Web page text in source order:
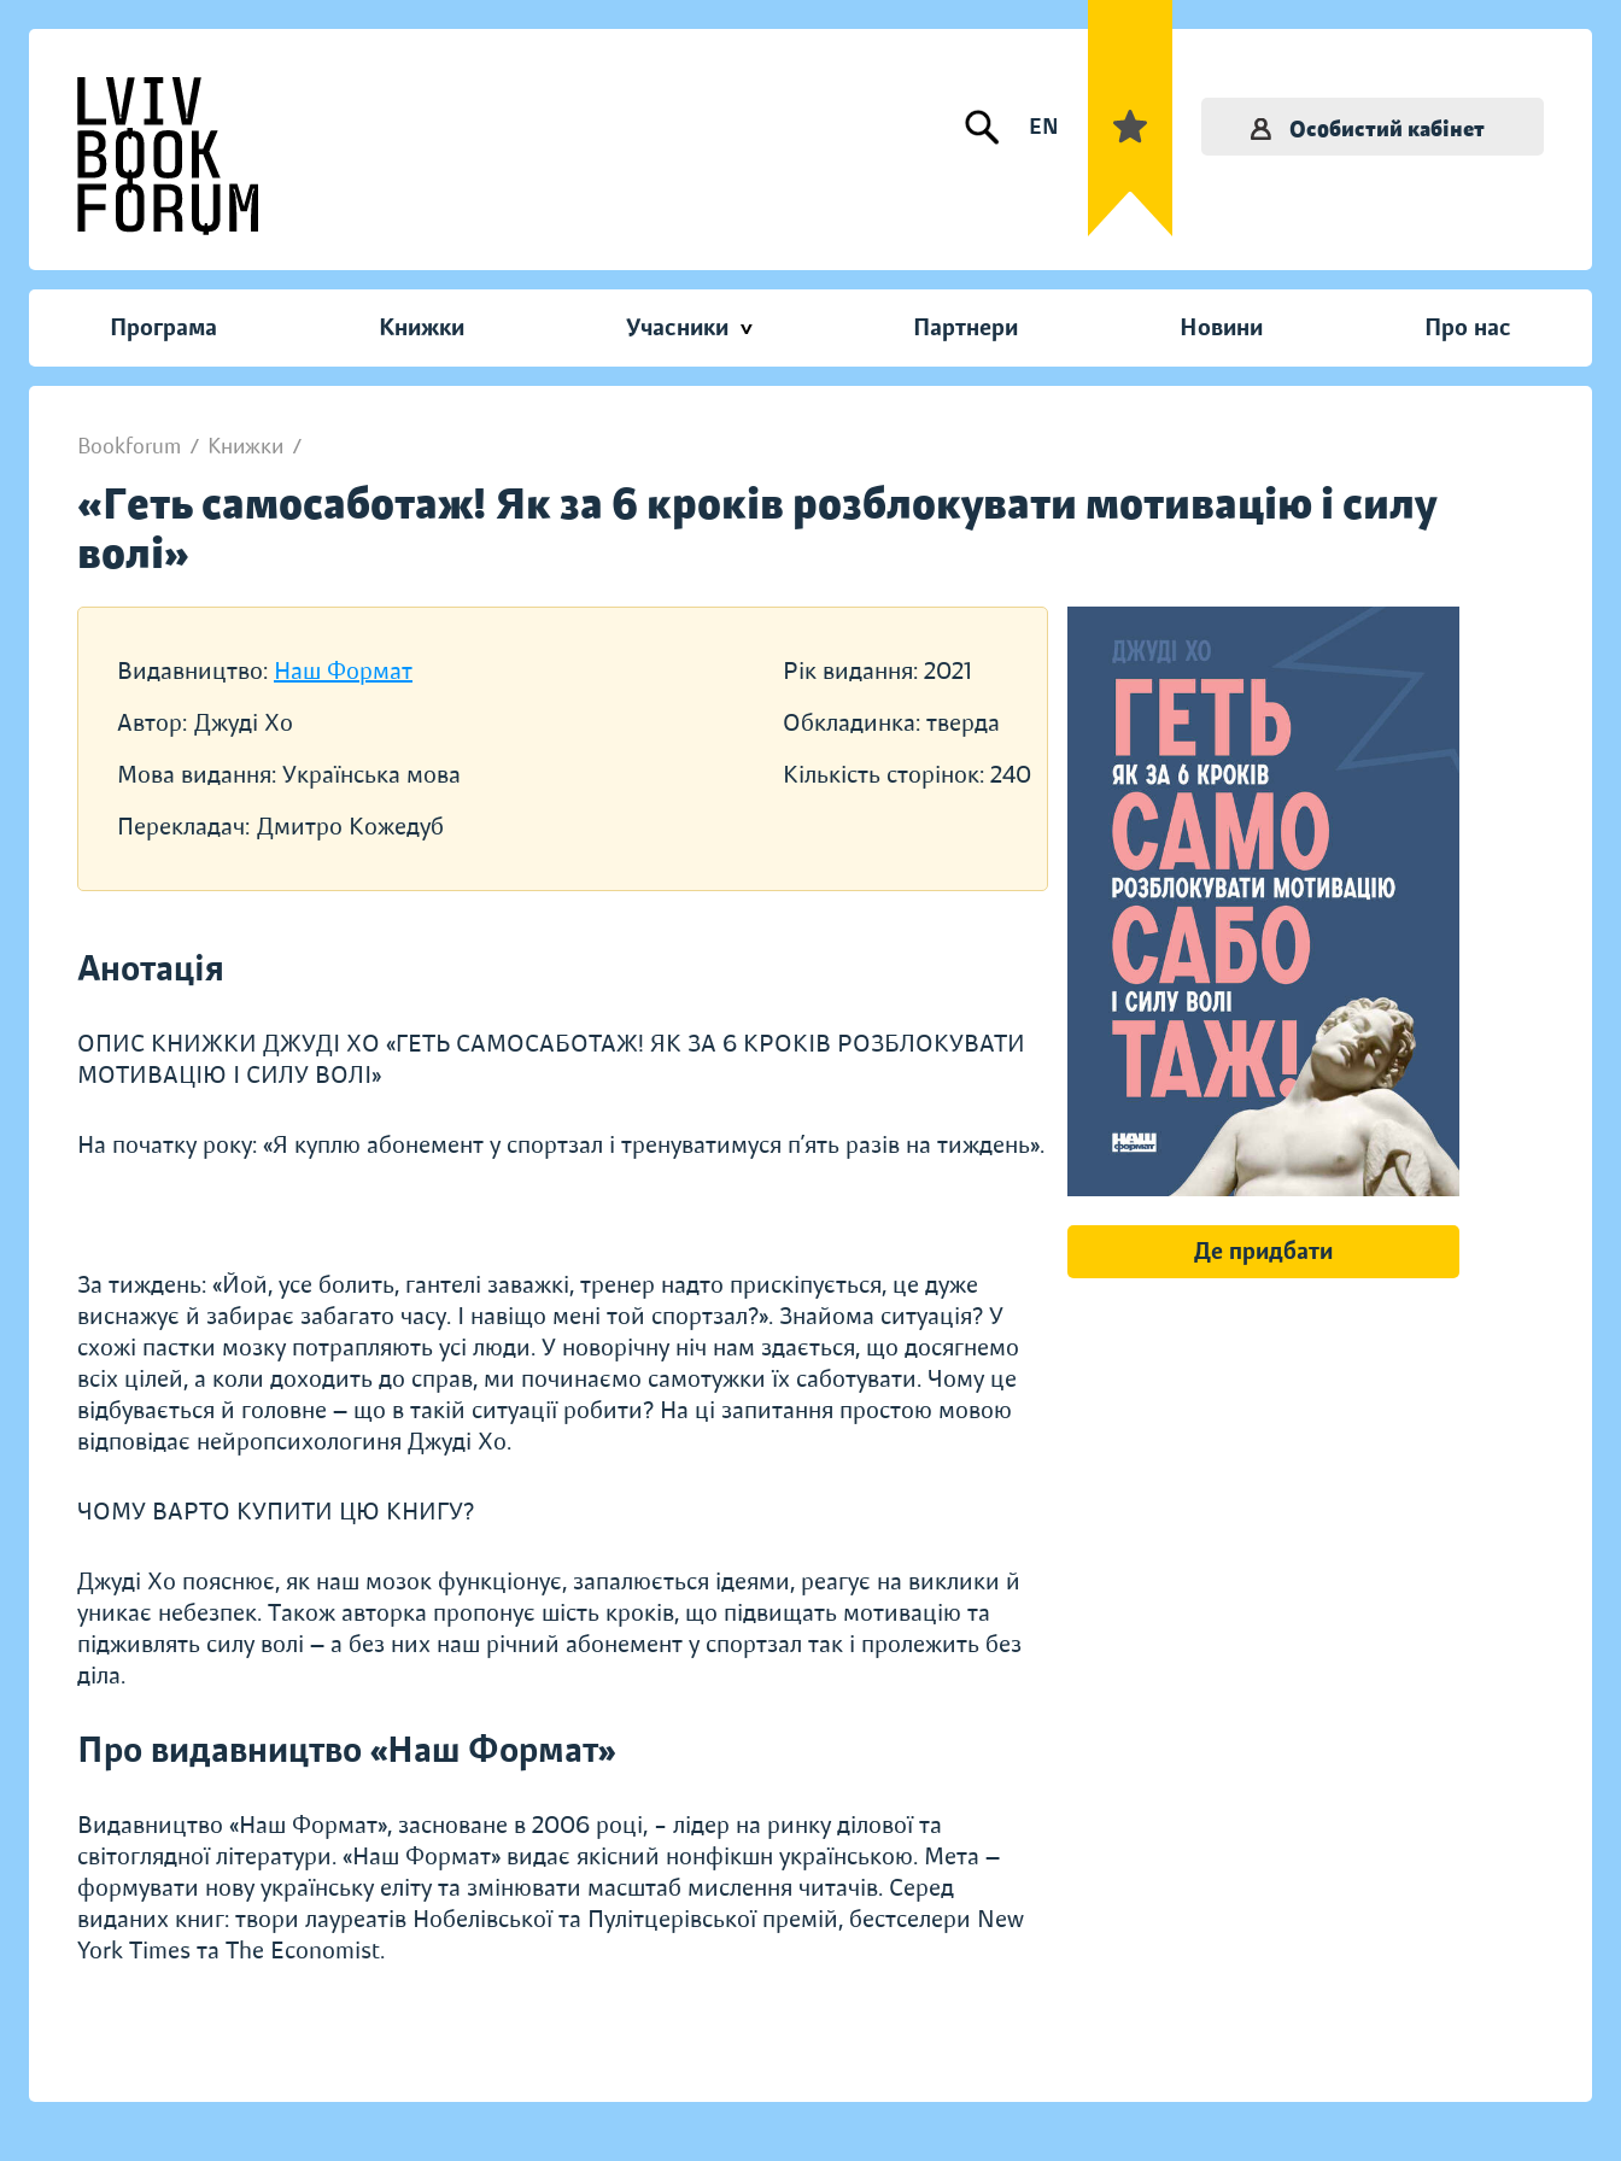
EN Особистий кабінет
Програма Книжки Учасники Партнери Новини Про нас
Bookforum / Книжки /
«Геть самосаботаж! Як за 6 кроків розблокувати мотивацію і силу
волі»
Видавництво: Наш Формат
Автор: Джуді Хо
Мова видання: Українська мова
Перекладач: Дмитро Кожедуб
Рік видання: 2021
Обкладинка: тверда
Кількість сторінок: 240
Анотація
ОПИС КНИЖКИ ДЖУДІ ХО «ГЕТЬ САМОСАБОТАЖ! ЯК ЗА 6 КРОКІВ РОЗБЛОКУВАТИ
МОТИВАЦІЮ І СИЛУ ВОЛІ»
На початку року: «Я куплю абонемент у спортзал і тренуватимуся п’ять разів на тиждень».
За тиждень: «Йой, усе болить, гантелі заважкі, тренер надто прискіпується, це дуже
виснажує й забирає забагато часу. І навіщо мені той спортзал?». Знайома ситуація? У
схожі пастки мозку потрапляють усі люди. У новорічну ніч нам здається, що досягнемо
всіх цілей, а коли доходить до справ, ми починаємо самотужки їх саботувати. Чому це
відбувається й головне — що в такій ситуації робити? На ці запитання простою мовою
відповідає нейропсихологиня Джуді Хо.
ЧОМУ ВАРТО КУПИТИ ЦЮ КНИГУ?
Джуді Хо пояснює, як наш мозок функціонує, запалюється ідеями, реагує на виклики й
уникає небезпек. Також авторка пропонує шість кроків, що підвищать мотивацію та
підживлять силу волі — а без них наш річний абонемент у спортзал так і пролежить без
діла.
Про видавництво «Наш Формат»
Видавництво «Наш Формат», засноване в 2006 році, – лідер на ринку ділової та
світоглядної літератури. «Наш Формат» видає якісний нонфікшн українською. Мета —
формувати нову українську еліту та змінювати масштаб мислення читачів. Серед
виданих книг: твори лауреатів Нобелівської та Пулітцерівської премій, бестселери New
York Times та The Economist.
Де придбати